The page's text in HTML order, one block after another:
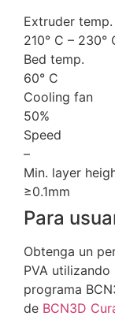
Extruder temp.
210° C – 230°
Bed temp.
60° C
Cooling fan
50%
Speed
–
Min. layer
≥0.1mm
Para
Obtenga un
PVA
programa
de BCN3D